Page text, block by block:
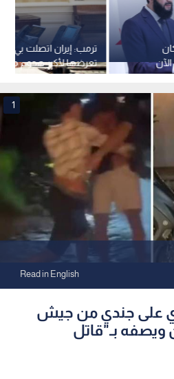
ترمب: إيران اتصلت بي
تعرضها لأكبر هجوم منذ
العالمية الثانية
1
Read in English
على جندي من جيش
ويصفه بـ"قاتل